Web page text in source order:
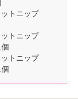
ットニップ
ットニップ
ットニップ